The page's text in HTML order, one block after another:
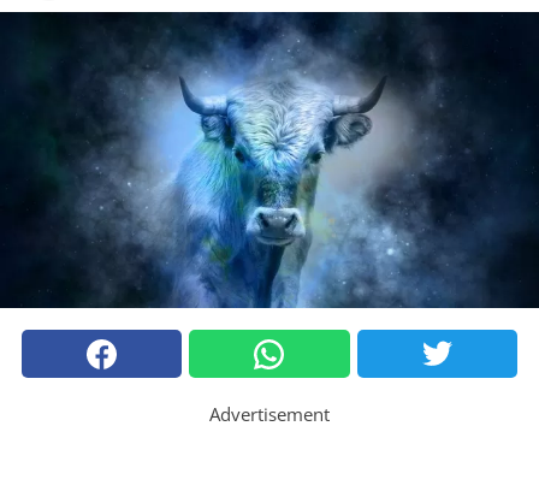
Advertisement